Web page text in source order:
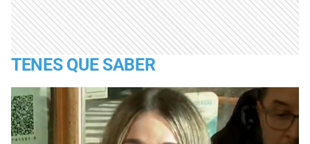
TENES QUE SABER